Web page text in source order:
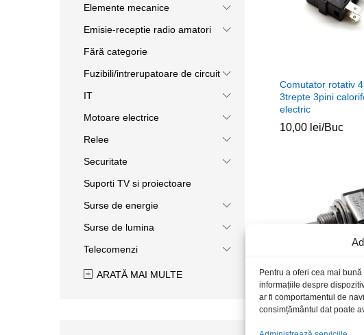
Pentru a oferi cea mai
informațiile despre
ar fi comportamentul de
consimțământul dat poate
Comutator rotativ
3trepte 3pini
electric
10,00 lei/Buc
10,00 lei
Elemente mecanice
Emisie-receptie radio amatori
Fără categorie
Fuzibili/intrerupatoare de circuit
IT
Motoare electrice
Relee
Securitate
Suporti TV si proiectoare
Surse de energie
Surse de lumina
Telecomenzi
ARATĂ MAI MULTE